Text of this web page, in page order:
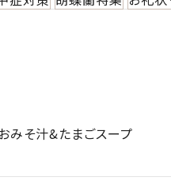
みそ汁&たまごスープ